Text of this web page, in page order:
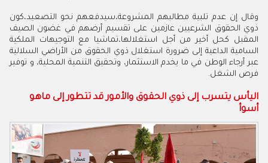
وقال إن عدم تلبية مطالبهم المشروعة،سيدفعهم نحو التصعيد،كون
ذوي الحقوق الشرعيين عازمين على تقسيم أرضهم في غضون الصيف
المقبل كحل أخير من أجل استغلالها،تماشيا مع التوجيهات الملكية
السامية الداعية إلى ضرورة استغلال ذوي الحقوق من الأراضي السلالية
عبر أرجاء الوطن في ما يخدم الاستثمار، وتحقيق التنمية المحلية، و توفير
فرص الشغل.
اليأس يتسرب إلى ذوي الحقوق والأمور قد تتطور إلى ماهو
أسوأ